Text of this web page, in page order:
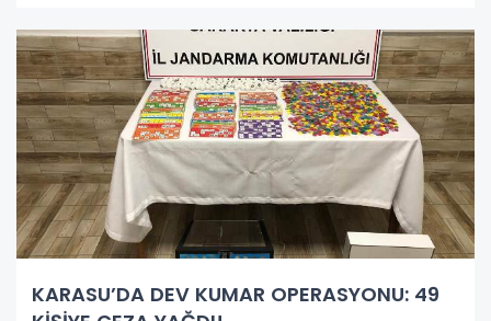
KARASU’DA DEV KUMAR OPERASYONU: 49